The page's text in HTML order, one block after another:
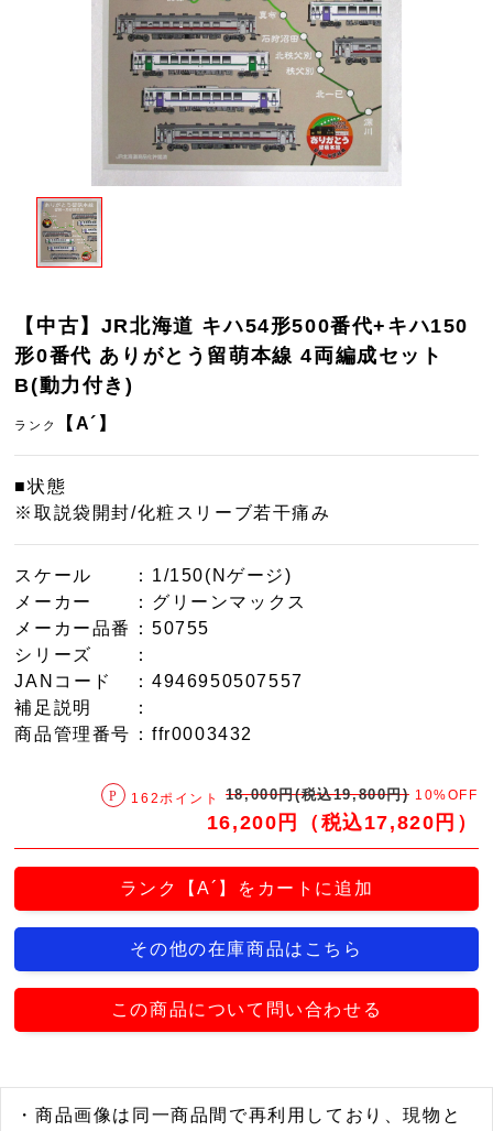
【中古】JR北海道 キハ54形500番代+キハ150
形0番代 ありがとう留萌本線 4両編成セット
B(動力付き)
ランク 【A´】
■状態
※取説袋開封/化粧スリーブ若干痛み
スケール
：1/150(Nゲージ)
メーカー
：グリーンマックス
メーカー品番
：50755
シリーズ
：
JANコード
：4946950507557
補足説明
：
商品管理番号 ：ffr0003432
162ポイント 18,000円(税込19,800円) 10%OFF
16,200円（税込17,820円）
ランク【A´】をカートに追加
その他の在庫商品はこちら
この商品について問い合わせる
・商品画像は同一商品間で再利用しており、現物と